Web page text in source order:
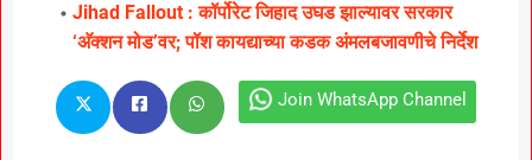
Jihad Fallout : कॉर्पोरेट जिहाद उघड झाल्यावर सरकार
‘अ‍ॅक्शन मोड’वर; पॉश कायद्याच्या कडक अंमलबजावणीचे निर्देश
Join WhatsApp Channel